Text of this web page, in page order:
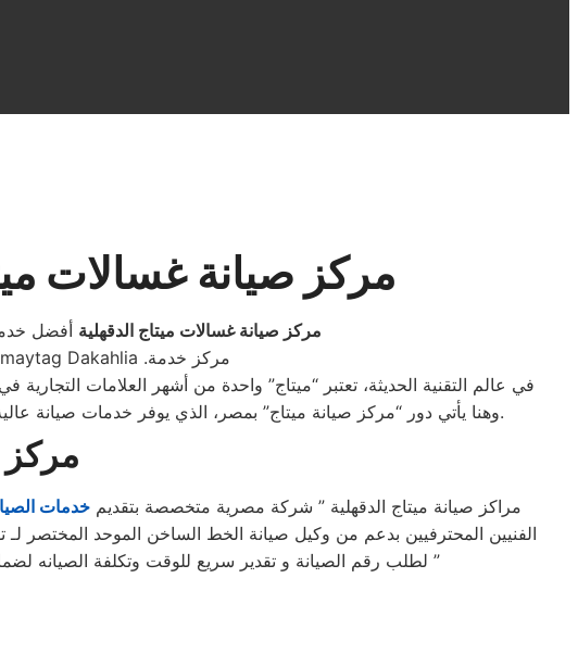
مركز صيانة غسالات
مركز صيانة غسالات ميتاج الدقهلية أفضل
مراكز صيانة ميتاج الدقهلية 01095999314. رقم مراكز صيانة ميتاج الدقهلية. maytag Dakahlia .مركز خدمة
في عالم التقنية الحديثة، تعتبر “ميتاج” واحدة من أشهر العلامات
وهنا يأتي دور “مركز صيانة ميتاج” بمصر، الذي يوفر خدمات صيانة عالية الجودة لمختلف منتجات “ميتاج”. في هذا المقال، سوف نستعرض بعض المعلومات حول هذا المركز وخدماته المتميزة.
مركز
مراكز صيانة ميتاج الدقهلية ” شركة مصرية متخصصة بتقديم خدمات
الفنيين المحترفيين بدعم من وكيل صيانة الخط الساخن الموحد المختصر
لطلب رقم الصيانة و تقدير سريع للوقت وتكلفة الصيانه لضمان خدمة صيانه خالية من القلق و دون أي مفاجآت ، بالأضافة تقديم خدمة عملاء مميزة من البداية إلى النهاية ”